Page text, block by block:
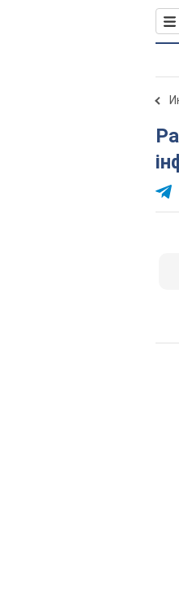
Раздел Поняття про повідомлення, інформацію та